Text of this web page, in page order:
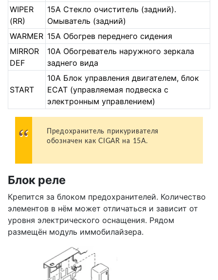
WIPER
(RR)
15А Стекло очиститель (задний).
Омыватель (задний)
WARMER 15А Обогрев переднего сидения
MIRROR
DEF
10А Обогреватель наружного зеркала
заднего вида
START
10А Блок управления двигателем, блок
ЕСАТ (управляемая подвеска с
электронным управлением)
Предохранитель прикуривателя
обозначен как CIGAR на 15А.
Блок реле
Крепится за блоком предохранителей. Количество
элементов в нём может отличаться и зависит от
уровня электрического оснащения. Рядом
размещён модуль иммобилайзера.